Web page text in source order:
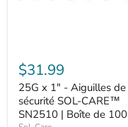
$31.99
25G x 1" - Aiguilles de
sécurité SOL-CARE™
SN2510 | Boîte de 100